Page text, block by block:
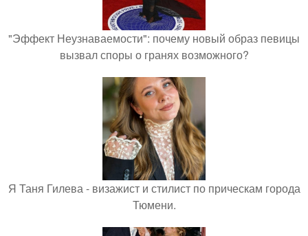
"Эффект Неузнаваемости": почему новый образ певицы
вызвал споры о гранях возможного?
Я Таня Гилева - визажист и стилист по прическам города
Тюмени.